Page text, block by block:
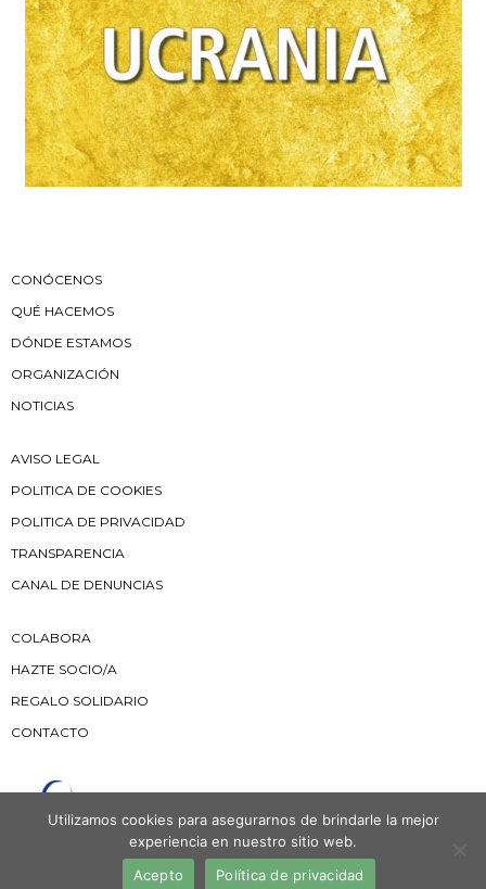
CONÓCENOS
QUÉ HACEMOS
DÓNDE ESTAMOS
ORGANIZACIÓN
NOTICIAS
AVISO LEGAL
POLITICA DE COOKIES
POLITICA DE PRIVACIDAD
TRANSPARENCIA
CANAL DE DENUNCIAS
COLABORA
HAZTE SOCIO/A
REGALO SOLIDARIO
CONTACTO
Utilizamos cookies para asegurarnos de brindarle la mejor
experiencia en nuestro sitio web.
Acepto
Política de privacidad